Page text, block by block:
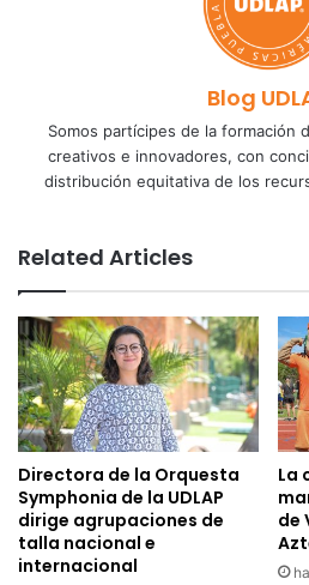
Blog
Somos partícipes de la formación
creativos e innovadores, con
distribución equitativa de los
Related Articles
Directora de la Orquesta
Symphonia de la UDLAP
dirige agrupaciones de
talla nacional e
internacional
La
de